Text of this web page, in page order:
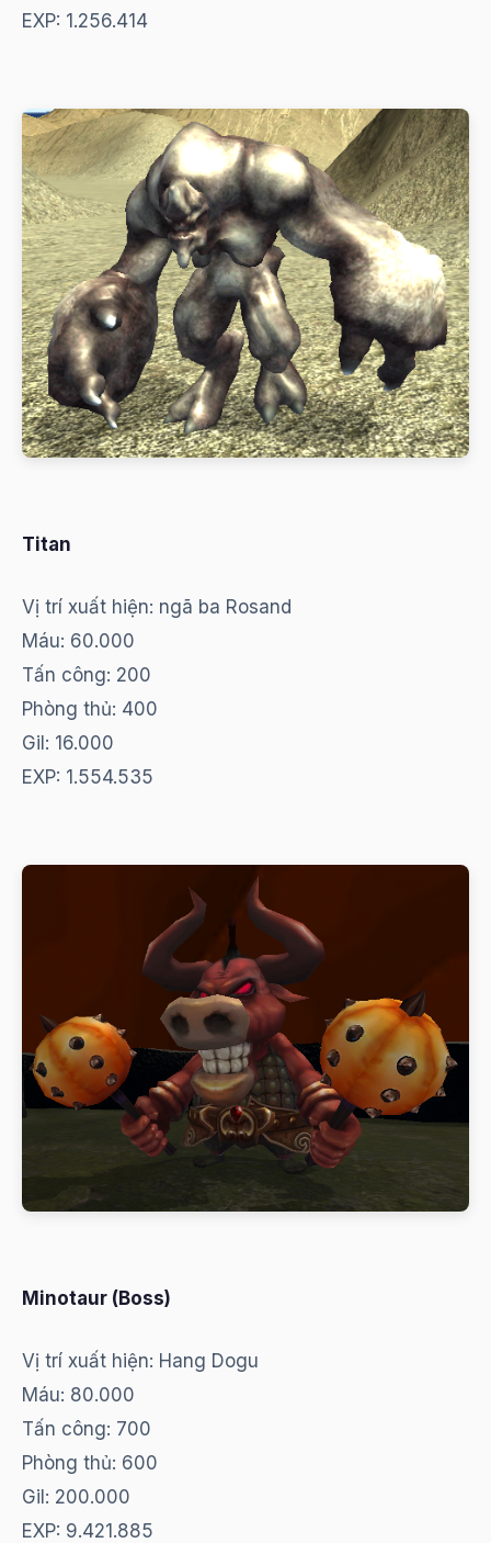
EXP: 1.256.414
Titan
Vị trí xuất hiện: ngã ba Rosand
Máu: 60.000
Tấn công: 200
Phòng thủ: 400
Gil: 16.000
EXP: 1.554.535
Minotaur (Boss)
Vị trí xuất hiện: Hang Dogu
Máu: 80.000
Tấn công: 700
Phòng thủ: 600
Gil: 200.000
EXP: 9.421.885